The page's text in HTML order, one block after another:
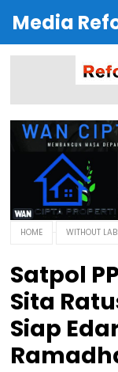
Media
HOME WITHOUT
Satpol
Sita
Siap